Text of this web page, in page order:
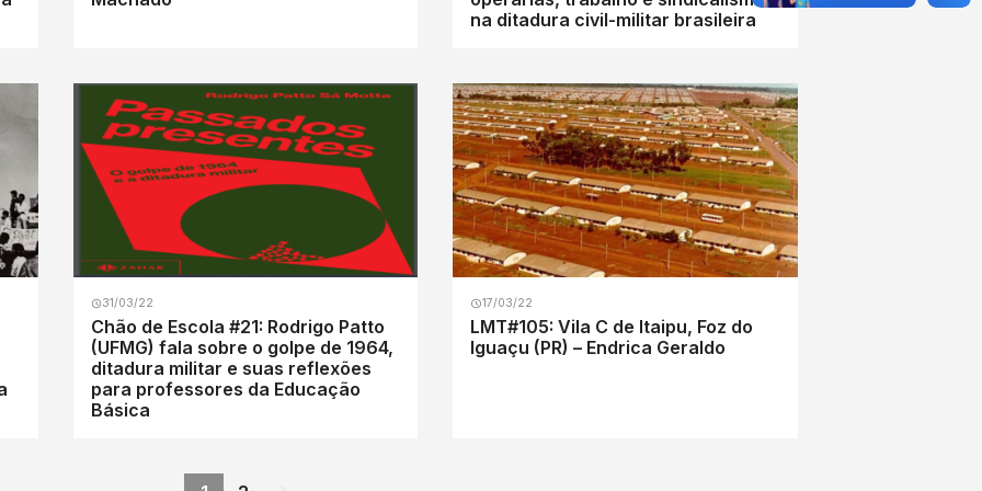
na ditadura civil-militar brasileira
31/03/22
Chão de Escola #21: Rodrigo Patto
(UFMG) fala sobre o golpe de 1964,
ditadura militar e suas reflexões
para professores da Educação
Básica
17/03/22
LMT#105: Vila C de Itaipu, Foz do
Iguaçu (PR) – Endrica Geraldo